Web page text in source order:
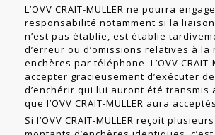
L’OVV CRAIT-MULLER ne pourra
responsabilité notamment si la
n’est pas établie, est établie
d’erreur ou d’omissions relatives à la
enchères par téléphone. L’OVV CRAIT-
accepter gracieusement d’exécuter
d’enchérir qui lui auront été transmis
que l’OVV CRAIT-MULLER aura
Si l’OVV CRAIT-MULLER reçoit